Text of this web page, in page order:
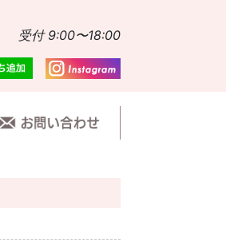
受付 9:00〜18:00